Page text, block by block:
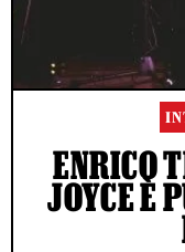
ENRICO
JOYCE È